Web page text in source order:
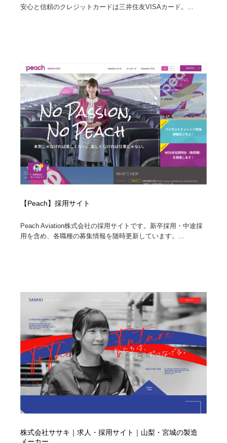
安心と信頼のクレジットカードは三井住友VISAカード。...
【Peach】採用サイト
Peach Aviation株式会社の採用サイトです。新卒採用・中途採
用を含め、各職種の募集情報を随時更新しています。...
株式会社ササキ｜求人・採用サイト｜山梨・宮城の製造